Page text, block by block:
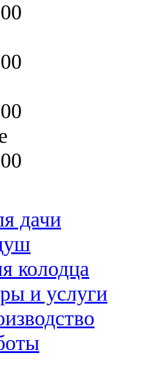
дачи
колодца
и услуги